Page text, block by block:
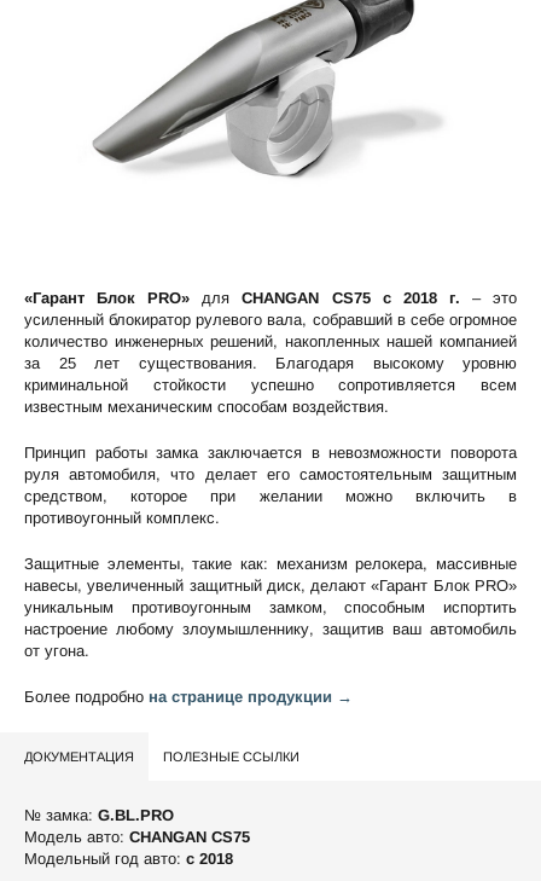
«Гарант Блок PRO» дляCHANGAN CS75 c 2018 г. – это
усиленный блокиратор рулевого вала, собравший в себе огромное
количество инженерных решений, накопленных нашей компанией
за 25 лет существования. Благодаря высокому уровню
криминальной стойкости успешно сопротивляется всем
известным механическим способам воздействия.
Принцип работы замка заключается в невозможности поворота
руля автомобиля, что делает его самостоятельным защитным
средством, которое при желании можно включить в
противоугонный комплекс.
Защитные элементы, такие как: механизм релокера, массивные
навесы, увеличенный защитный диск, делают «Гарант Блок PRO»
уникальным противоугонным замком, способным испортить
настроение любому злоумышленнику, защитив ваш автомобиль
от угона.
Более подробно на странице продукции →
ДОКУМЕНТАЦИЯ ПОЛЕЗНЫЕ ССЫЛКИ
№ замка: G.BL.PRO
Модель авто: CHANGAN CS75
Модельный год авто: c 2018